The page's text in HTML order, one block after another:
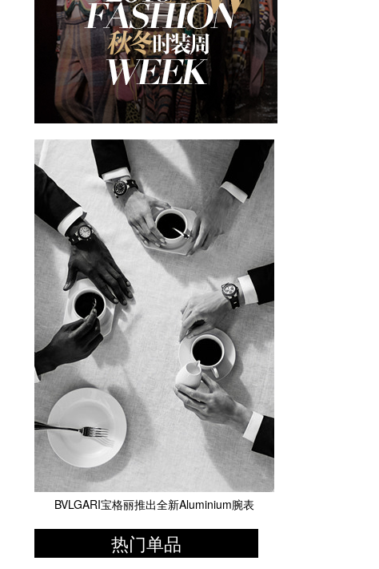
BVLGARI宝格丽推出全新Aluminium腕表
热门单品